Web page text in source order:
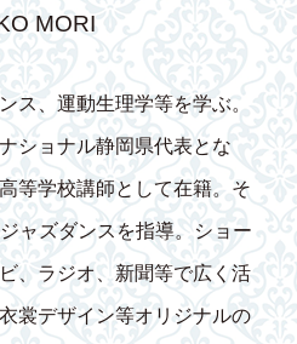
MORI
ス、運動生理学等を学ぶ。
ショナル静岡県代表とな
等学校講師として在籍。そ
ャズダンスを指導。ショー
、ラジオ、新聞等で広く活
裳デザイン等オリジナルの